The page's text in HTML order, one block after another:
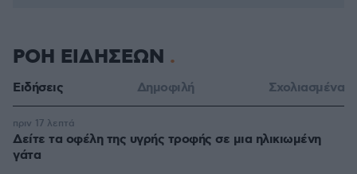
ΡΟΗ ΕΙΔΗΣΕΩΝ
Ειδήσεις Δημοφιλή Σχολιασμένα
Δείτε τα οφέλη της υγρής τροφής σε μια ηλικιωμένη
γάτα
πριν 17 λεπτά